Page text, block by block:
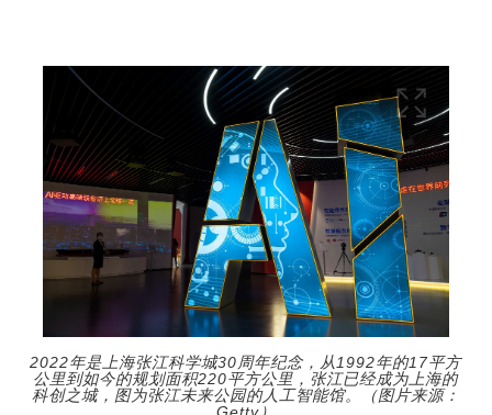
2022年是上海张江科学城30周年纪念，从1992年的17平方
公里到如今的规划面积220平方公里，张江已经成为上海的
科创之城，图为张江未来公园的人工智能馆。（图片来源：
Getty）